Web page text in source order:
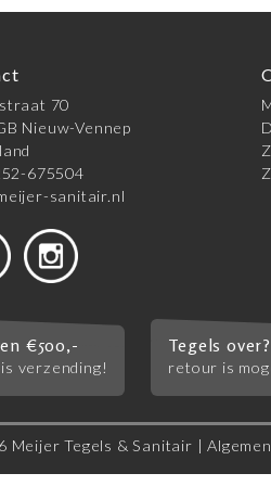
70
Nieuw-Vennep
675504
sanitair.nl
€500,-
verzending!
Tegels over?
retour is
Meijer Tegels & Sanitair |